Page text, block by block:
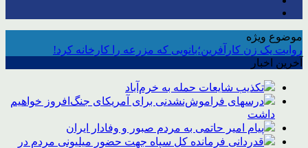
موضوع ویژه
روایت یک زن کارآفرین؛بانویی که مزرعه را کارخانه کرد!
آخرین اخبار
تکذیب شایعات حمله به خرم‌آباد
درسهای فراموش‌نشدنی برای آمریکای جنگ‌افروز خواهیم
داشت
پیام امیر حاتمی به مردم صبور و وفادار ایران
قدردانی فرمانده کل سپاه جهت حضور میلیونی مردم در